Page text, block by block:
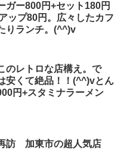
ガー800円+セット180円
ップ80円。広々したカフ
りランチ。(^^)v
のレトロな店構え。で
安くて絶品！！(^^)vとん
円+スタミナラーメン
再訪 加東市の超人気店